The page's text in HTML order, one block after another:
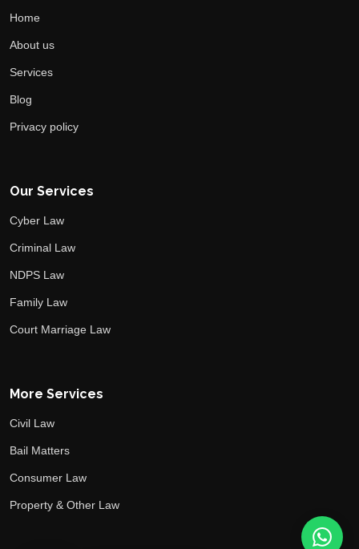
Home
About us
Services
Blog
Privacy policy
Our Services
Cyber Law
Criminal Law
NDPS Law
Family Law
Court Marriage Law
More Services
Civil Law
Bail Matters
Consumer Law
Property & Other Law